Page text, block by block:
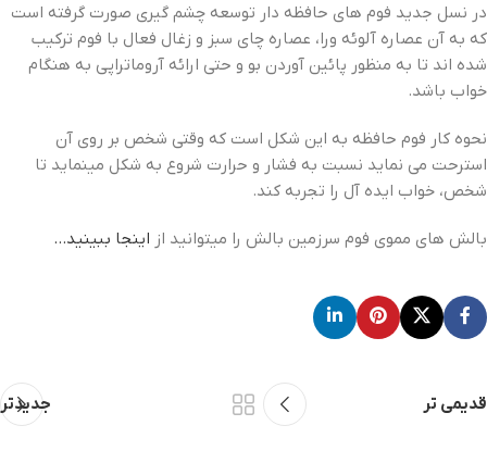
در نسل جدید فوم های حافظه دار توسعه چشم گیری صورت گرفته است
که به آن عصاره آلوئه ورا، عصاره چای سبز و زغال فعال با فوم ترکیب
شده اند تا به منظور پائین آوردن بو و حتی ارائه آروماتراپی به هنگام
خواب باشد.
نحوه کار فوم حافظه به این شکل است که وقتی شخص بر روی آن
استرحت می نماید نسبت به فشار و حرارت شروع به شکل مینماید تا
شخص، خواب ایده آل را تجربه کند.
بالش های مموی فوم سرزمین بالش را میتوانید از اینجا ببینید…
جدیدتر قدیمی تر